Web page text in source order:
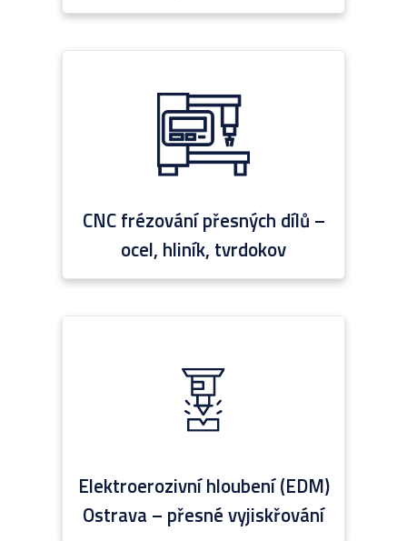
CNC frézování přesných dílů –
ocel, hliník, tvrdokov
Elektroerozivní hloubení (EDM)
Ostrava – přesné vyjiskřování